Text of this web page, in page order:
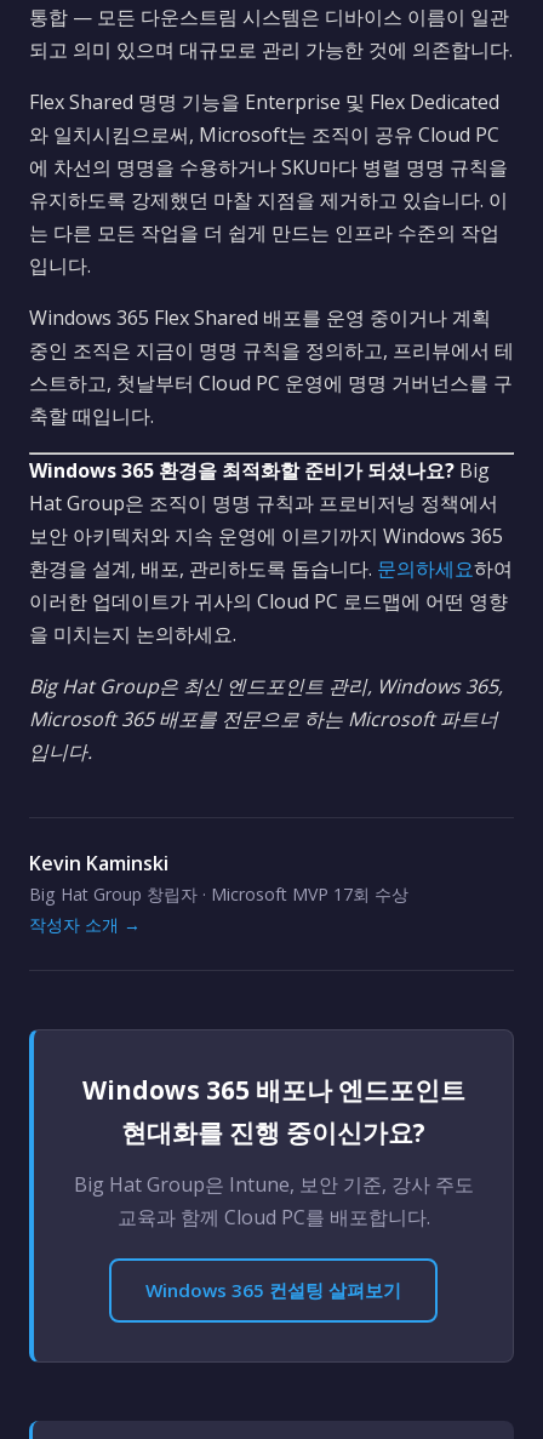
통합 — 모든 다운스트림 시스템은 디바이스 이름이 일관
되고 의미 있으며 대규모로 관리 가능한 것에 의존합니다.
Flex Shared 명명 기능을 Enterprise 및 Flex Dedicated
와 일치시킴으로써, Microsoft는 조직이 공유 Cloud PC
에 차선의 명명을 수용하거나 SKU마다 병렬 명명 규칙을
유지하도록 강제했던 마찰 지점을 제거하고 있습니다. 이
는 다른 모든 작업을 더 쉽게 만드는 인프라 수준의 작업
입니다.
Windows 365 Flex Shared 배포를 운영 중이거나 계획
중인 조직은 지금이 명명 규칙을 정의하고, 프리뷰에서 테
스트하고, 첫날부터 Cloud PC 운영에 명명 거버넌스를 구
축할 때입니다.
Windows 365 환경을 최적화할 준비가 되셨나요? Big
Hat Group은 조직이 명명 규칙과 프로비저닝 정책에서
보안 아키텍처와 지속 운영에 이르기까지 Windows 365
환경을 설계, 배포, 관리하도록 돕습니다. 문의하세요하여
이러한 업데이트가 귀사의 Cloud PC 로드맵에 어떤 영향
을 미치는지 논의하세요.
Big Hat Group은 최신 엔드포인트 관리, Windows 365,
Microsoft 365 배포를 전문으로 하는 Microsoft 파트너
입니다.
Kevin Kaminski
Big Hat Group 창립자 · Microsoft MVP 17회 수상
작성자 소개 →
Windows 365 배포나 엔드포인트
현대화를 진행 중이신가요?
Big Hat Group은 Intune, 보안 기준, 강사 주도
교육과 함께 Cloud PC를 배포합니다.
Windows 365 컨설팅 살펴보기